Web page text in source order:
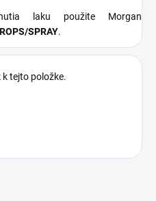
laku použite Morgan
SPRAY.
tejto položke.